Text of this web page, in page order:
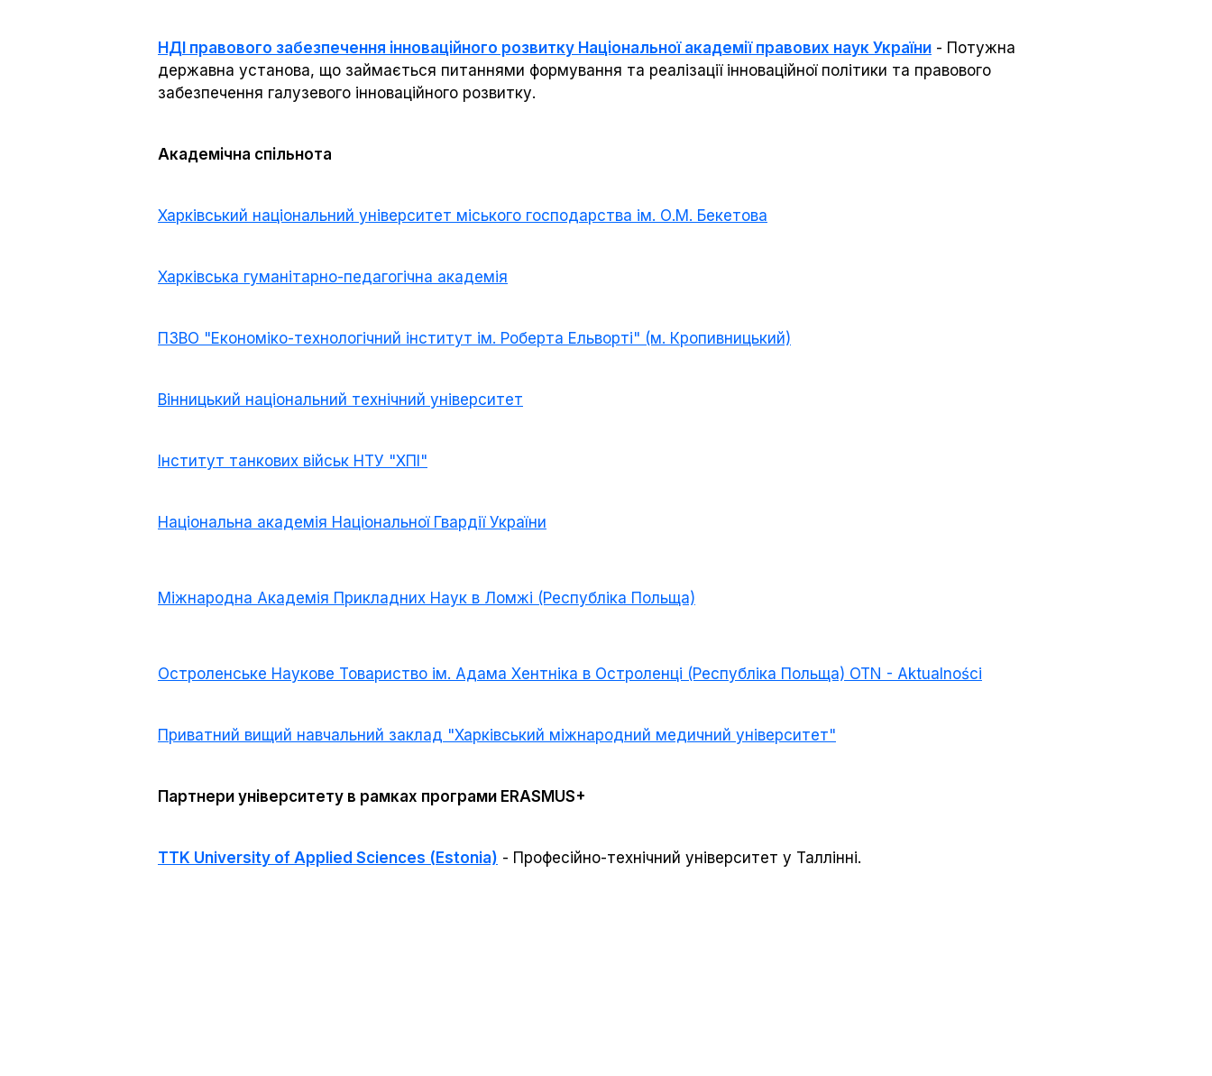
НДІ правового забезпечення інноваційного розвитку Національної академії правових наук України - Потужна
державна установа, що займається питаннями формування та реалізації інноваційної політики та правового
забезпечення галузевого інноваційного розвитку.
Академічна спільнота
Харківський національний університет міського господарства ім. О.М. Бекетова
Харківська гуманітарно-педагогічна академія
ПЗВО "Економіко-технологічний інститут ім. Роберта Ельворті" (м. Кропивницький)
Вінницький національний технічний університет
Інститут танкових військ НТУ "ХПІ"
Національна академія Національної Гвардії України
Міжнародна Академія Прикладних Наук в Ломжі (Республіка Польща)
Остроленське Наукове Товариство ім. Адама Хентніка в Остроленці (Республіка Польща) OTN - Aktualności
Приватний вищий навчальний заклад "Харківський міжнародний медичний університет"
Партнери університету в рамках програми ERASMUS+
TTK University of Applied Sciences (Estonia) - Професійно-технічний університет у Таллінні.